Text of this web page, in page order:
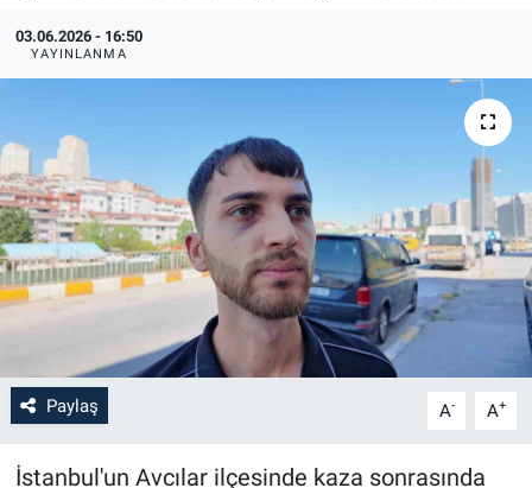
03.06.2026 - 16:50
YAYINLANMA
Paylaş A- A+
İstanbul'un Avcılar ilçesinde kaza sonrasında